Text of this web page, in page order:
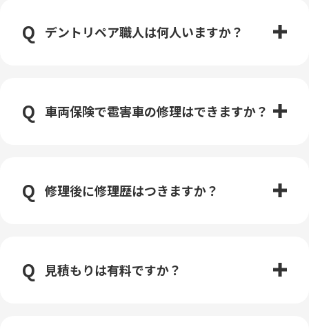
デントリペア職人は何人いますか？
車両保険で雹害車の修理はできますか？
修理後に修理歴はつきますか？
見積もりは有料ですか？